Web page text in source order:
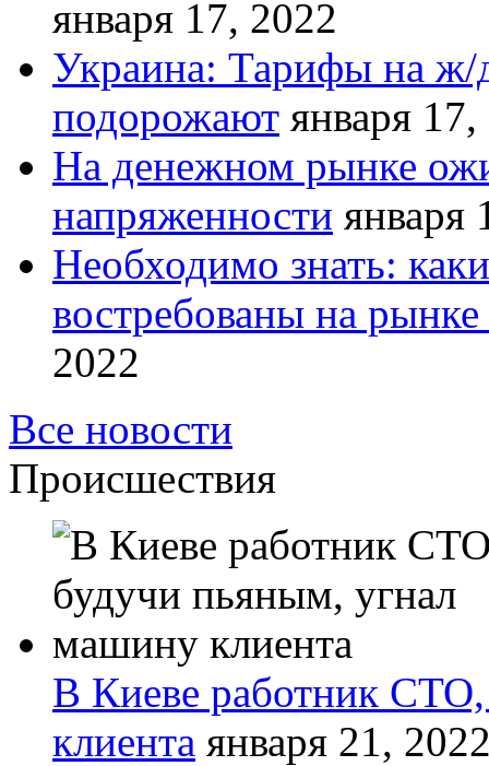
января 17, 2022
Украина: Тарифы на ж/
подорожают января
На денежном рынке
напряженности января
Необходимо знать:
востребованы на
2022
Все новости
Происшествия
В Киеве работник
клиента января 21,